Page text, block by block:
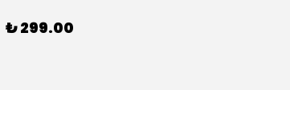
₺ 299.00